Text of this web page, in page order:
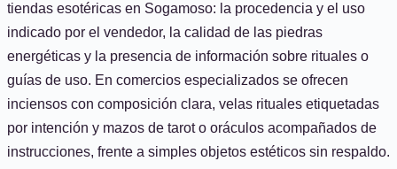
tiendas esotéricas en Sogamoso: la procedencia y el uso
indicado por el vendedor, la calidad de las piedras
energéticas y la presencia de información sobre rituales o
guías de uso. En comercios especializados se ofrecen
inciensos con composición clara, velas rituales etiquetadas
por intención y mazos de tarot o oráculos acompañados de
instrucciones, frente a simples objetos estéticos sin respaldo.